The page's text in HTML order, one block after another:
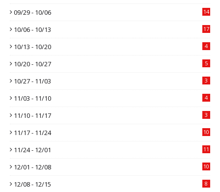
09/29 - 10/06 14
10/06 - 10/13 17
10/13 - 10/20 4
10/20 - 10/27 5
10/27 - 11/03 3
11/03 - 11/10 4
11/10 - 11/17 3
11/17 - 11/24 10
11/24 - 12/01 11
12/01 - 12/08 10
12/08 - 12/15 8